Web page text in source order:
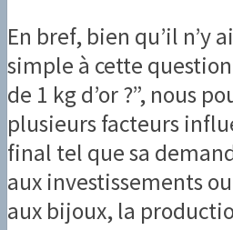
En bref, bien qu’il n’y
simple à cette
de 1 kg d’or ?”, nous
plusieurs facteurs
final tel que sa
aux investissements
aux bijoux, la